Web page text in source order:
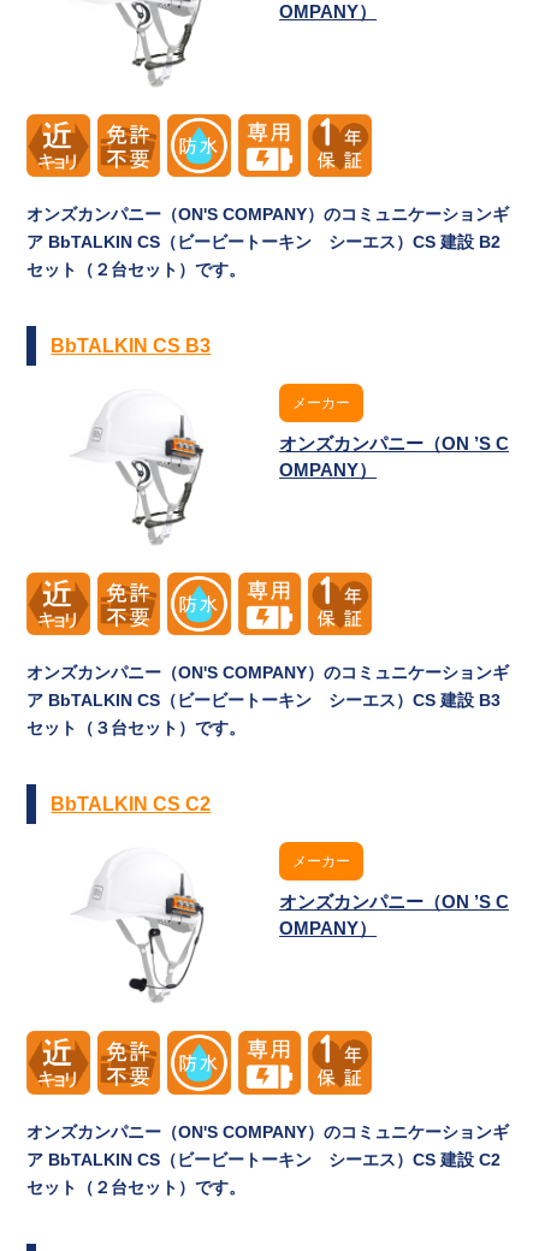
OMPANY）
オンズカンパニー（ON'S COMPANY）のコミュニケーションギ
ア BbTALKIN CS（ビービートーキン シーエス）CS 建設 B2
セット（２台セット）です。
BbTALKIN CS B3
メーカー
オンズカンパニー（ON ’S C
OMPANY）
オンズカンパニー（ON'S COMPANY）のコミュニケーションギ
ア BbTALKIN CS（ビービートーキン シーエス）CS 建設 B3
セット（３台セット）です。
BbTALKIN CS C2
メーカー
オンズカンパニー（ON ’S C
OMPANY）
オンズカンパニー（ON'S COMPANY）のコミュニケーションギ
ア BbTALKIN CS（ビービートーキン シーエス）CS 建設 C2
セット（２台セット）です。